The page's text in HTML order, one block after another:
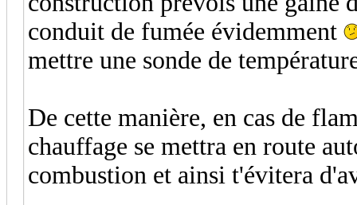
conduit de fumée évidemment
mettre une sonde de
De cette manière, en cas de
chauffage se mettra en route
combustion et ainsi t'évitera